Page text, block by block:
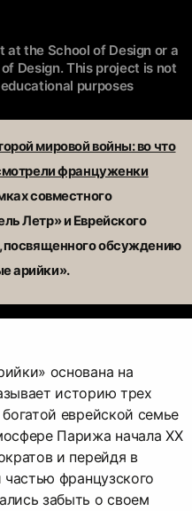
the School of Design or a
Design. This project is not
purposes
мировой войны: во что
француженки
совместного
Летр» и Еврейского
посвященного обсуждению
арийки».
основана на
историю трех
еврейской семье
Парижа начала XX
и перейдя в
частью французского
забыть о своем